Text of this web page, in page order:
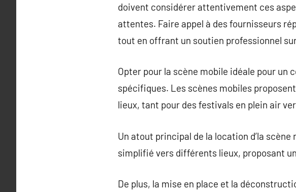
doivent considérer attentivement ces
attentes. Faire appel à des fournisseurs
tout en offrant un soutien professionnel
Opter pour la scène mobile idéale pour
spécifiques. Les scènes mobiles
lieux, tant pour des festivals en plein air
Un atout principal de la location d’la
simplifié vers différents lieux, proposant
De plus, la mise en place et la